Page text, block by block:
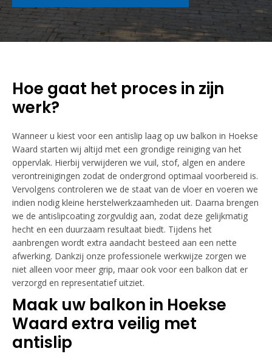
Hoe gaat het proces in zijn
werk?
Wanneer u kiest voor een antislip laag op uw balkon in Hoekse
Waard starten wij altijd met een grondige reiniging van het
oppervlak. Hierbij verwijderen we vuil, stof, algen en andere
verontreinigingen zodat de ondergrond optimaal voorbereid is.
Vervolgens controleren we de staat van de vloer en voeren we
indien nodig kleine herstelwerkzaamheden uit. Daarna brengen
we de antislipcoating zorgvuldig aan, zodat deze gelijkmatig
hecht en een duurzaam resultaat biedt. Tijdens het
aanbrengen wordt extra aandacht besteed aan een nette
afwerking. Dankzij onze professionele werkwijze zorgen we
niet alleen voor meer grip, maar ook voor een balkon dat er
verzorgd en representatief uitziet.
Maak uw balkon in Hoekse
Waard extra veilig met
antislip